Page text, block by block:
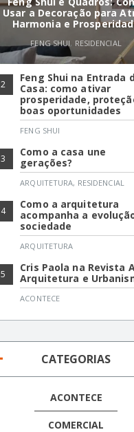
Usar a Decoração para
Harmonia e
FENG SHUI, RESIDENCIAL
2
Feng Shui na Entrada
Casa: como ativar
prosperidade,
boas oportunidades
FENG SHUI
3
Como a casa une
gerações?
ARQUITETURA, RESIDENCIAL
4
Como a arquitetura
acompanha a
sociedade
ARQUITETURA
5
Cris Paola na Revista
Arquitetura e
ACONTECE
CATEGORIAS
ACONTECE
COMERCIAL